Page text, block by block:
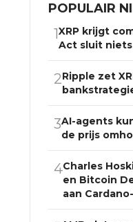
POPULAIR
1XRP krijgt
Act sluit
2Ripple zet
3AI-agents
de prijs
4Charles
en Bitcoin
aan